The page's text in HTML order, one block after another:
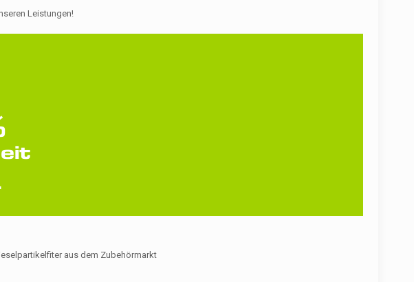
Leistungen!
aus dem Zubehörmarkt